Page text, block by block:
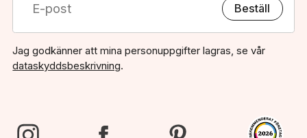
Beställ
Jag godkänner att mina personuppgifter lagras, se vår
dataskyddsbeskrivning.